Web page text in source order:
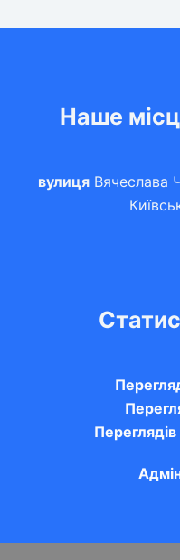
Наше
вулиця Вячеслава
Переглядів